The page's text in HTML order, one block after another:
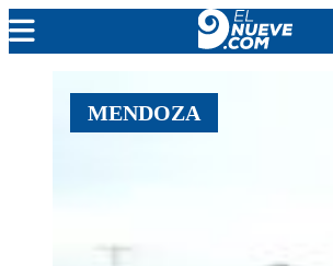
EL NUEVE
SOCIEDAD
MENDOZA